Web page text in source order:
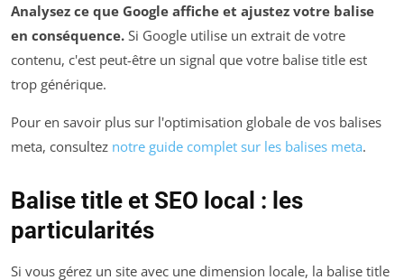
Analysez ce que Google affiche et ajustez votre balise
en conséquence. Si Google utilise un extrait de votre
contenu, c'est peut-être un signal que votre balise title est
trop générique.
Pour en savoir plus sur l'optimisation globale de vos balises
meta, consultez notre guide complet sur les balises meta.
Balise title et SEO local : les
particularités
Si vous gérez un site avec une dimension locale, la balise title